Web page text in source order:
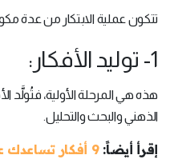
تتكون عملية الابتكار من عدة
1- توليد الأفكار:
هذه هي المرحلة الأولية،
الذهني والبحث والتحليل.
إقرأ أيضاً:9 أفكار تساعدك على تحرير إبداعك